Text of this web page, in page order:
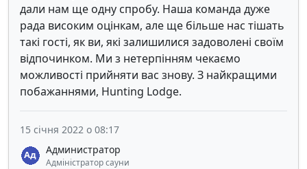
дали нам ще одну спробу. Наша команда дуже
рада високим оцінкам, але ще більше нас тішать
такі гості, як ви, які залишилися задоволені своїм
відпочинком. Ми з нетерпінням чекаємо
можливості прийняти вас знову. З найкращими
побажаннями, Hunting Lodge.
Администратор
Адміністратор сауни
15 січня 2022 о 08:17